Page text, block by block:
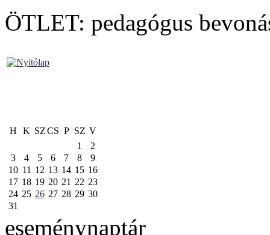
ÖTLET: pedagógus
H K SZCS P SZ V
1
2
3
4 5 6 7 8
9
10 11 12 13 14 15 16
17 18 19 20 21 22 23
24 25 26 27 28 29 30
31
eseménynaptár